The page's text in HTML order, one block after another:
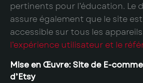
pertinents pour l’éducation. Le
assure également que le site
accessible sur tous les
l’expérience utilisateur et le
Mise en Œuvre: Site de E-
d’Etsy